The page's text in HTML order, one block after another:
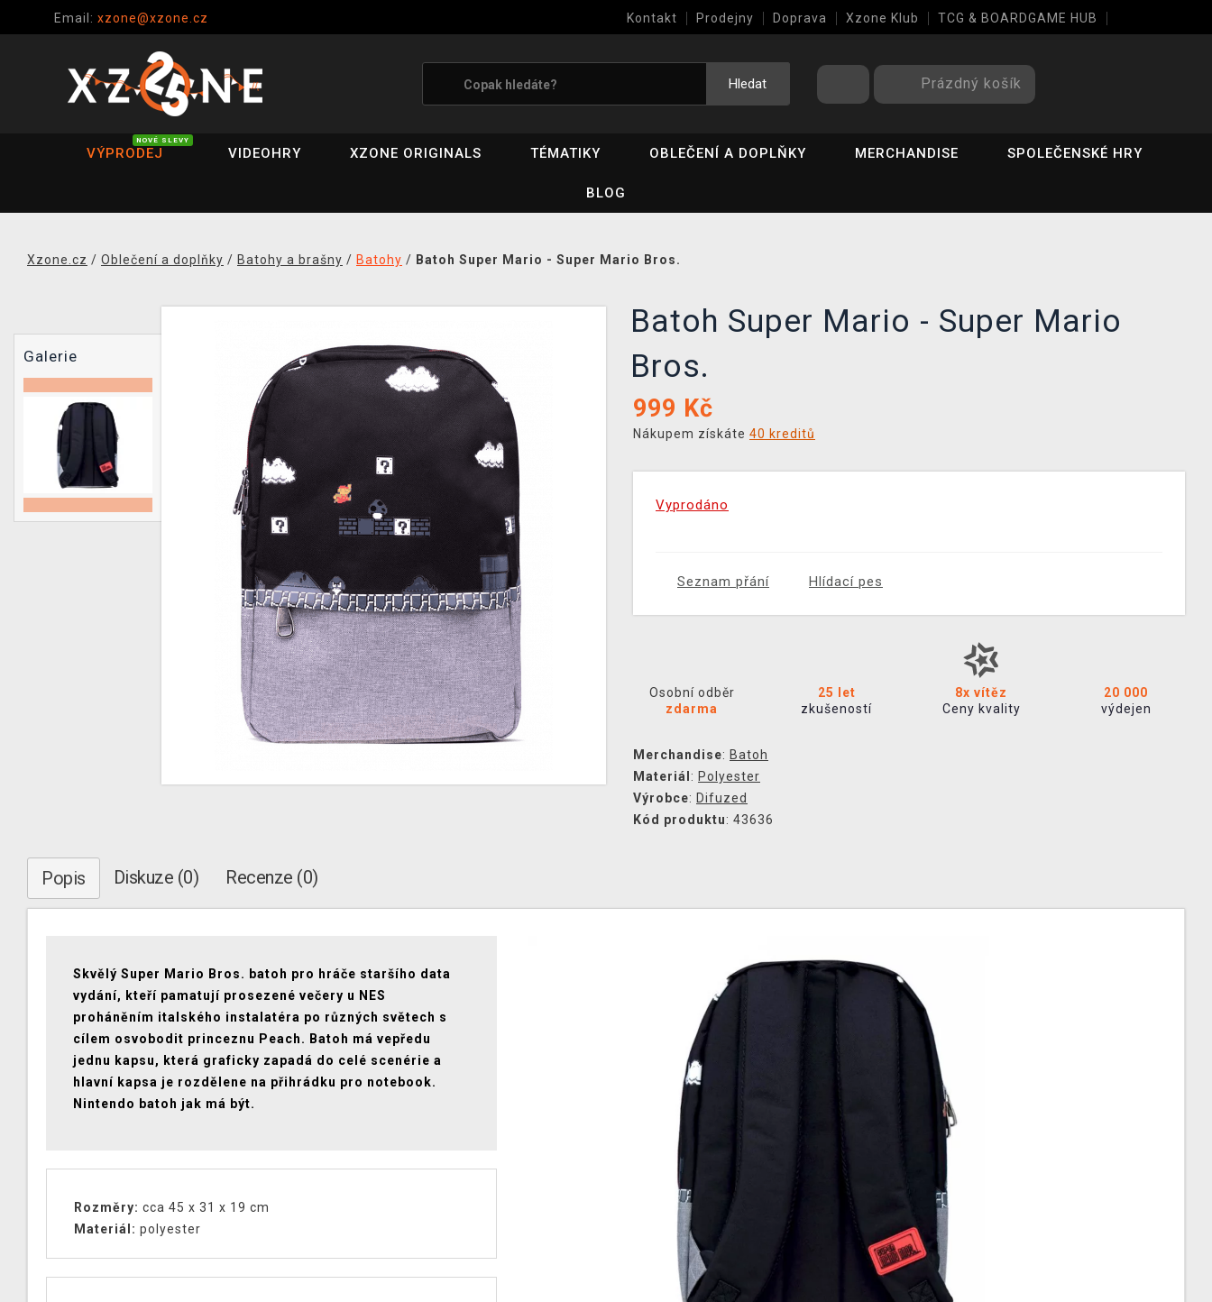
Email: xzone@xzone.cz Kontakt Prodejny Doprava Xzone Klub TCG & BOARDGAME HUB
Hledat Prázdný košík
VÝPRODEJ
NOVÉ SLEVY
VIDEOHRY XZONE ORIGINALS TÉMATIKY OBLEČENÍ A DOPLŇKY MERCHANDISE SPOLEČENSKÉ HRY
BLOG
Xzone.cz / Oblečení a doplňky / Batohy a brašny / Batohy / Batoh Super Mario - Super Mario Bros.
Galerie
Batoh Super Mario - Super Mario
Bros.
999 Kč
Nákupem získáte 40 kreditů
Vyprodáno
Seznam přání Hlídací pes
Osobní odběr
zdarma
25 let
zkušeností
8x vítěz
Ceny kvality
20 000
výdejen
Merchandise: Batoh
Materiál : Polyester
Výrobce: Difuzed
Kód produktu: 43636
Popis Diskuze (0) Recenze (0)
Skvělý Super Mario Bros. batoh pro hráče staršího data
vydání, kteří pamatují prosezené večery u NES
proháněním italského instalatéra po různých světech s
cílem osvobodit princeznu Peach. Batoh má vepředu
jednu kapsu, která graficky zapadá do celé scenérie a
hlavní kapsa je rozdělene na přihrádku pro notebook.
Nintendo batoh jak má být.
Rozměry: cca 45 x 31 x 19 cm
Materiál: polyester